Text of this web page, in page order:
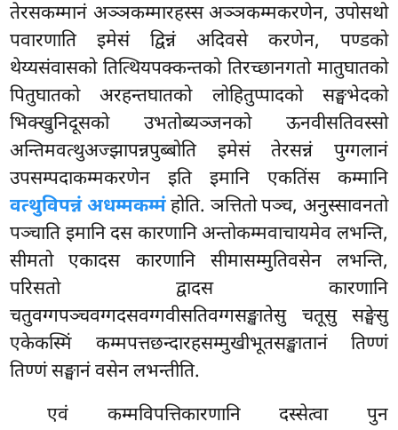
तेरसकम्मानं अञ्ञकम्मारहस्स अञ्ञकम्मकरणेन, उपोसथो
पवारणाति इमेसं द्विन्नं अदिवसे करणेन, पण्डको
थेय्यसंवासको तित्थियपक्कन्तको तिरच्छानगतो मातुघातको
पितुघातको अरहन्तघातको लोहितुप्पादको सङ्घभेदको
भिक्खुनिदूसको उभतोब्यञ्जनको ऊनवीसतिवस्सो
अन्तिमवत्थुअज्झापन्नपुब्बोति इमेसं तेरसन्नं पुग्गलानं
उपसम्पदाकम्मकरणेन इति इमानि एकतिंस कम्मानि
वत्थुविपन्नं अधम्मकम्मंहोति. ञत्तितो पञ्च, अनुस्सावनतो
पञ्चाति इमानि दस कारणानि अन्तोकम्मवाचायमेव लभन्ति,
सीमतो एकादस कारणानि सीमासम्मुतिवसेन लभन्ति,
परिसतो द्वादस कारणानि
चतुवग्गपञ्चवग्गदसवग्गवीसतिवग्गसङ्खातेसु चतूसु सङ्घेसु
एकेकस्मिं कम्मपत्तछन्दारहसम्मुखीभूतसङ्खातानं तिण्णं
तिण्णं सङ्घानं वसेन लभन्तीति.
एवं कम्मविपत्तिकारणानि दस्सेत्वा पुन